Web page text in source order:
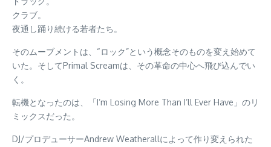
クラブ。
夜通し踊り続ける若者たち。
そのムーブメントは、“ロック”という概念そのものを変え始めて
いた。そしてPrimal Screamは、その革命の中心へ飛び込んでい
く。
転機となったのは、「I’m Losing More Than I’ll Ever Have」のリ
ミックスだった。
DJ/プロデューサーAndrew Weatherallによって作り変えられた